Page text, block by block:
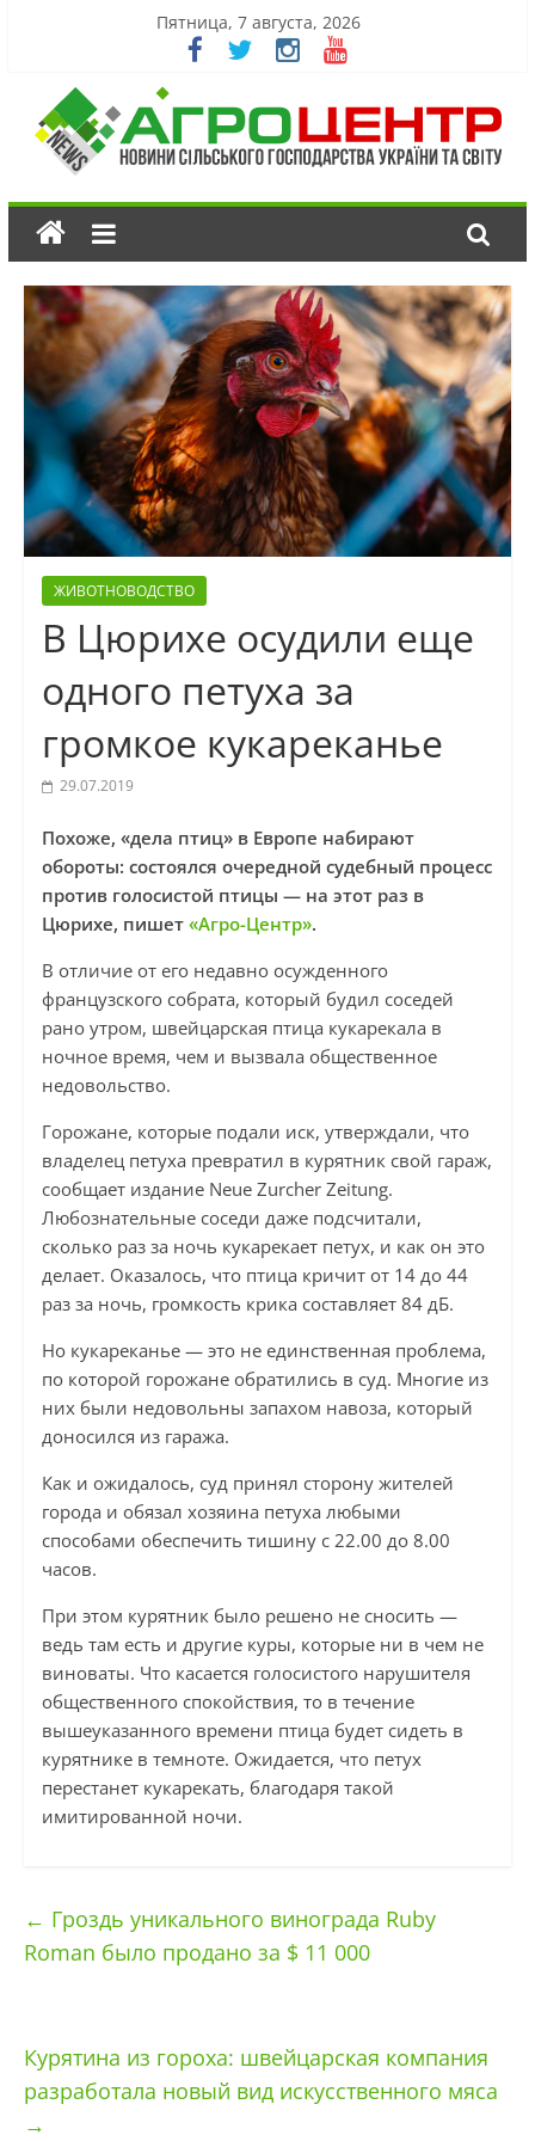
Пятница, 7 августа, 2026
ЖИВОТНОВОДСТВО
В Цюрихе осудили еще
одного петуха за
громкое кукареканье
29.07.2019
Похоже, «дела птиц» в Европе набирают
обороты: состоялся очередной судебный процесс
против голосистой птицы — на этот раз в
Цюрихе, пишет «Агро-Центр».
В отличие от его недавно осужденного
французского собрата, который будил соседей
рано утром, швейцарская птица кукарекала в
ночное время, чем и вызвала общественное
недовольство.
Горожане, которые подали иск, утверждали, что
владелец петуха превратил в курятник свой гараж,
сообщает издание Neue Zurcher Zeitung.
Любознательные соседи даже подсчитали,
сколько раз за ночь кукарекает петух, и как он это
делает. Оказалось, что птица кричит от 14 до 44
раз за ночь, громкость крика составляет 84 дБ.
Но кукареканье — это не единственная проблема,
по которой горожане обратились в суд. Многие из
них были недовольны запахом навоза, который
доносился из гаража.
Как и ожидалось, суд принял сторону жителей
города и обязал хозяина петуха любыми
способами обеспечить тишину с 22.00 до 8.00
часов.
При этом курятник было решено не сносить —
ведь там есть и другие куры, которые ни в чем не
виноваты. Что касается голосистого нарушителя
общественного спокойствия, то в течение
вышеуказанного времени птица будет сидеть в
курятнике в темноте. Ожидается, что петух
перестанет кукарекать, благодаря такой
имитированной ночи.
← Гроздь уникального винограда Ruby
Roman было продано за $ 11 000
Курятина из гороха: швейцарская компания
разработала новый вид искусственного мяса
→